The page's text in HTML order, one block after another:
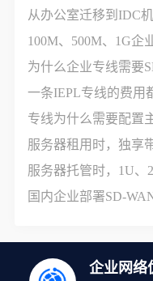
从办公室迁移到IDC
100M、500M、1G企
为什么企业专线需要
一条IEPL专线的费用
专线为什么需要配置
服务器托管时，1U、
企业网络